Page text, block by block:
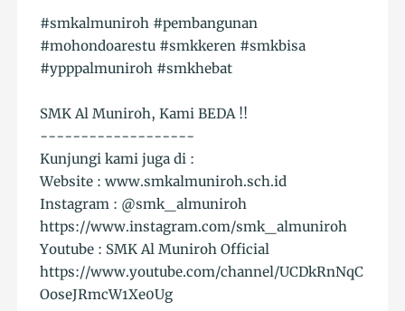
#smkalmuniroh #pembangunan
#mohondoarestu #smkkeren #smkbisa
#ypppalmuniroh #smkhebat
SMK Al Muniroh, Kami BEDA !!
-------------------
Kunjungi kami juga di :
Website : www.smkalmuniroh.sch.id
Instagram : @smk_almuniroh
https://www.instagram.com/smk_almuniroh
Youtube : SMK Al Muniroh Official
https://www.youtube.com/channel/UCDkRnNqC
OoseJRmcW1Xe0Ug